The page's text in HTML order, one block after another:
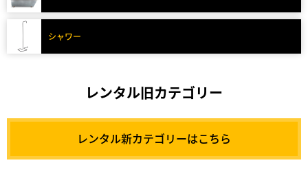
シャワー
レンタル旧カテゴリー
レンタル新カテゴリーはこちら